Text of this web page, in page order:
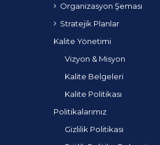
Organizasyon Şeması
Stratejik Planlar
Kalite Yönetimi
Vizyon & Misyon
Kalite Belgeleri
Kalite Politikası
Politikalarımız
Gizlilik Politikası